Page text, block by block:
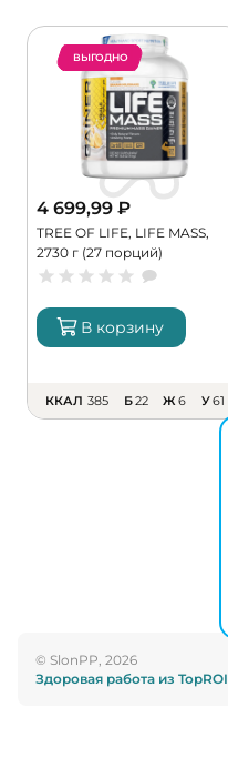
ВЫГОДНО
4 699,99 ₽
TREE OF LIFE, LIFE MASS,
2730 г (27 порций)
В корзину
ККАЛ 385 Б22 Ж6 У61
© SlonPP, 2026
Здоровая работа из TopROI